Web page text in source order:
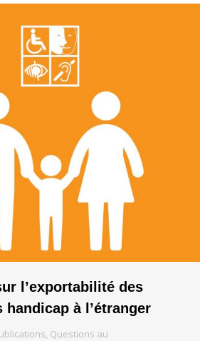
l’exportabilité des
à l’étranger
, Questions au